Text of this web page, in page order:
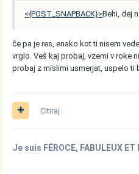
<{POST_SNAPBACK}>Behi, dej
če pa je res, enako kot ti nisem
vrglo. Veš kaj probaj, vzemi v roke
probaj z mislimi usmerjat, uspelo ti
Citiraj
Je suis FÉROCE, FABULEUX ET